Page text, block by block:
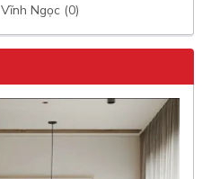
Vĩnh Ngọc (0)